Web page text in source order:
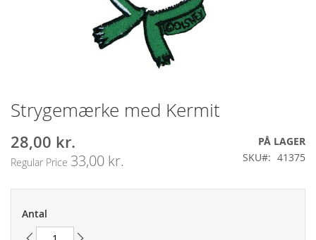
Gå
til
starten
af
billedgalleriet
Strygemærke med Kermit
Special
Price
28,00 kr.
Regular Price 33,00 kr.
PÅ LAGER
SKU
41375
Antal